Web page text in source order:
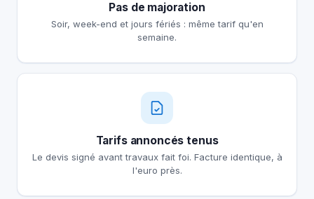
Pas de majoration
Soir, week-end et jours fériés : même tarif qu'en
semaine.
Tarifs annoncés tenus
Le devis signé avant travaux fait foi. Facture identique, à
l'euro près.